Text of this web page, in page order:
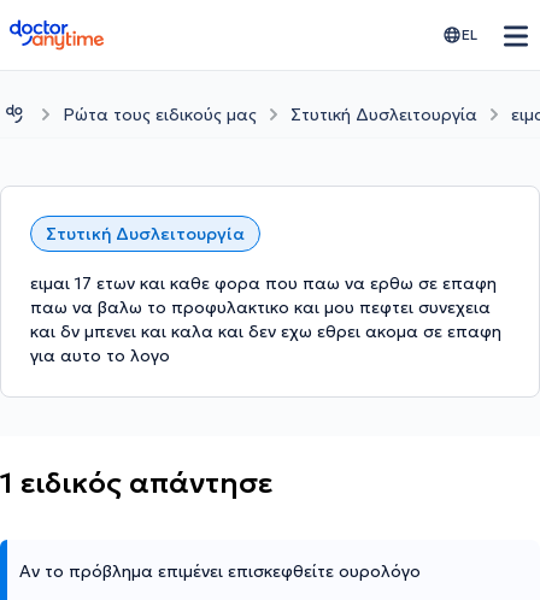
doctoranytime EL
Ρώτα τους ειδικούς μας Στυτική Δυσλειτουργία
Στυτική Δυσλειτουργία
ειμαι 17 ετων και καθε φορα που παω να ερθω σε επαφη
παω να βαλω το προφυλακτικο και μου πεφτει συνεχεια
και δν μπενει και καλα και δεν εχω εθρει ακομα σε επαφη
για αυτο το λογο
1 ειδικός απάντησε
Αν το πρόβλημα επιμένει επισκεφθείτε ουρολόγο